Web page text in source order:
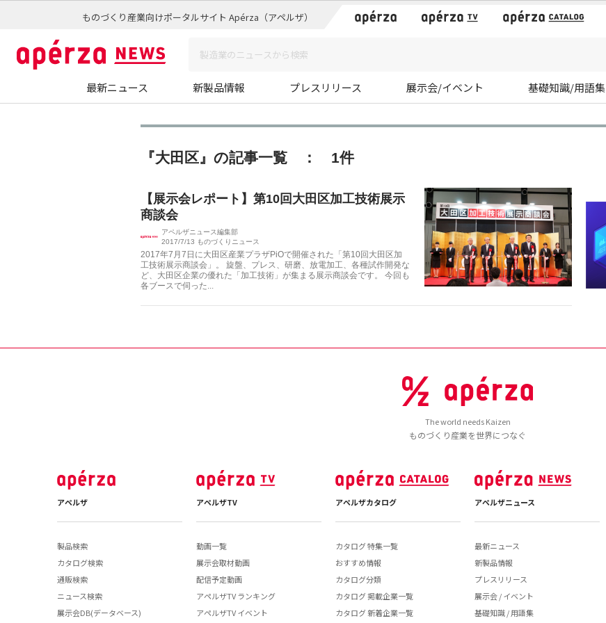
ものづくり産業向けポータルサイト Apérza（アペルザ）
最新ニュース 新製品情報 プレスリリース 展示会/イベント 基礎知識/用語集
『大田区』の記事一覧 ： 1件
【展示会レポート】第10回大田区加工技術展示
商談会
アペルザニュース編集部
2017/7/13 ものづくりニュース
2017年7月7日に大田区産業プラザPiOで開催された「第10回大田区加
工技術展示商談会」。 旋盤、プレス、研磨、放電加工、各種試作開発な
ど、大田区企業の優れた「加工技術」が集まる展示商談会です。 今回も
各ブースで伺った...
The world needs Kaizen
ものづくり産業を世界につなぐ
アペルザ
製品検索
カタログ検索
通販検索
ニュース検索
展示会DB(データベース)
アペルザTV
動画一覧
展示会取材動画
配信予定動画
アペルザTV ランキング
アペルザTV イベント
アペルザカタログ
カタログ 特集一覧
おすすめ情報
カタログ分類
カタログ 掲載企業一覧
カタログ 新着企業一覧
アペルザニュース
最新ニュース
新製品情報
プレスリリース
展示会 / イベント
基礎知識 / 用語集